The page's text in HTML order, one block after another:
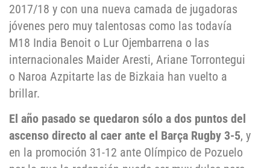
2017/18 y con una nueva camada de jugadoras
jóvenes pero muy talentosas como las todavía
M18 India Benoit o Lur Ojembarrena o las
internacionales Maider Aresti, Ariane Torrontegui
o Naroa Azpitarte las de Bizkaia han vuelto a
brillar.
El año pasado se quedaron sólo a dos puntos del
ascenso directo al caer ante el Barça Rugby 3-5, y
en la promoción 31-12 ante Olímpico de Pozuelo